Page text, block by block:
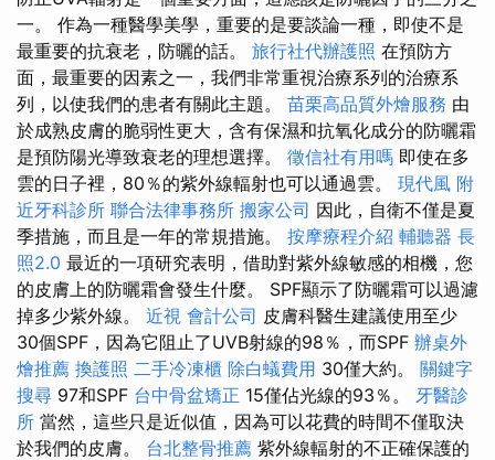
一。 作為一種醫學美學，重要的是要談論一種，即使不是
最重要的抗衰老，防曬的話。 旅行社代辦護照 在預防方
面，最重要的因素之一，我們非常重視治療系列的治療系
列，以使我們的患者有關此主題。 苗栗高品質外燴服務 由
於成熟皮膚的脆弱性更大，含有保濕和抗氧化成分的防曬霜
是預防陽光導致衰老的理想選擇。 徵信社有用嗎 即使在多
雲的日子裡，80％的紫外線輻射也可以通過雲。 現代風 附
近牙科診所 聯合法律事務所 搬家公司 因此，自衛不僅是夏
季措施，而且是一年的常規措施。 按摩療程介紹 輔聽器 長
照2.0 最近的一項研究表明，借助對紫外線敏感的相機，您
的皮膚上的防曬霜會發生什麼。 SPF顯示了防曬霜可以過濾
掉多少紫外線。 近視 會計公司 皮膚科醫生建議使用至少
30個SPF，因為它阻止了UVB射線的98％，而SPF 辦桌外
燴推薦 換護照 二手冷凍櫃 除白蟻費用 30僅大約。 關鍵字
搜尋 97和SPF 台中骨盆矯正 15僅佔光線的93％。 牙醫診
所 當然，這些只是近似值，因為可以花費的時間不僅取決
於我們的皮膚。 台北整骨推薦 紫外線輻射的不正確保護的